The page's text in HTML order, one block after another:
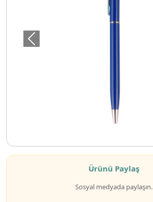
Önceki
Ürünü Paylaş
Sosyal medyada paylaşın.